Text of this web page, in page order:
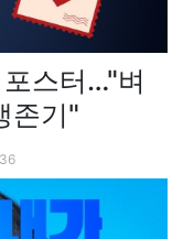
스터…"벼
존기"